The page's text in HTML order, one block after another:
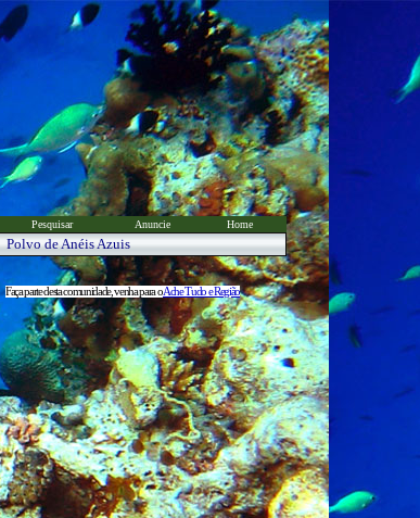
Pesquisar Anuncie Home
Polvo de Anéis Azuis
Faça parte desta comunidade, venha para oAche Tudo e Região